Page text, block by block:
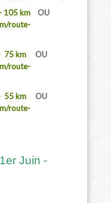
105 km OU
route-
75 km OU
route-
55 km OU
route-
Juin -